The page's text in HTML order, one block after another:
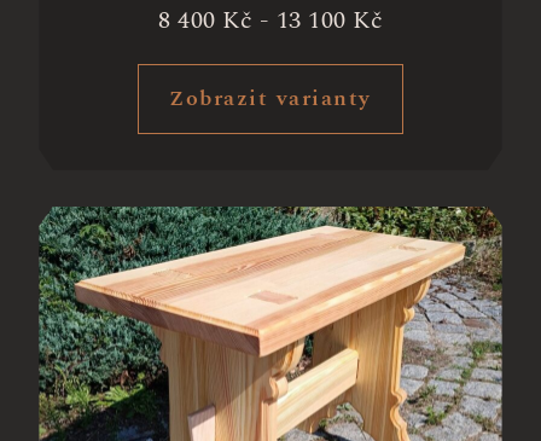
8 400 Kč - 13 100 Kč
Zobrazit varianty